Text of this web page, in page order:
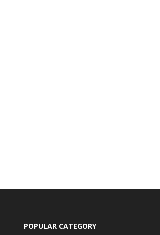
POPULAR CATEGORY